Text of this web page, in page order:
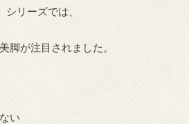
リーズでは、
脚が注目されました。
い